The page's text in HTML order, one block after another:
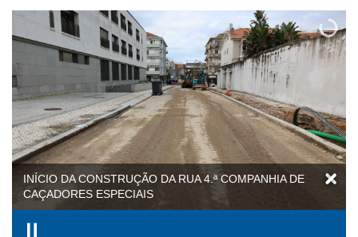
INÍCIO DA CONSTRUÇÃO DA RUA 4.ª COMPANHIA DE
CAÇADORES ESPECIAIS